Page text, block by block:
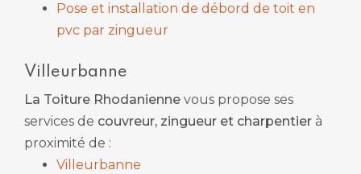
Pose et installation de débord de toit en
pvc par zingueur
Villeurbanne
La Toiture Rhodanienne vous propose ses
services de couvreur, zingueur et charpentier à
proximité de :
Villeurbanne